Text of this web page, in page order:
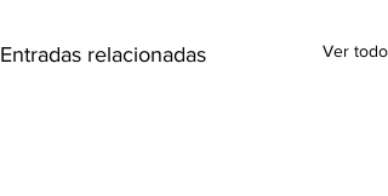
Entradas relacionadas Ver todo